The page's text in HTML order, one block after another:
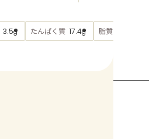
3.5g たんぱく質 17.4g 脂質